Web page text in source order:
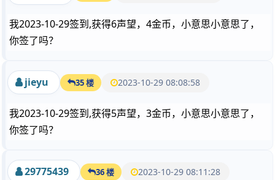
我2023-10-29签到,获得6声望，4金币，小意思小意思了，
你签了吗？
jieyu 35 楼 2023-10-29 08:08:58
我2023-10-29签到,获得5声望，3金币，小意思小意思了，
你签了吗？
29775439 36 楼 2023-10-29 08:11:28